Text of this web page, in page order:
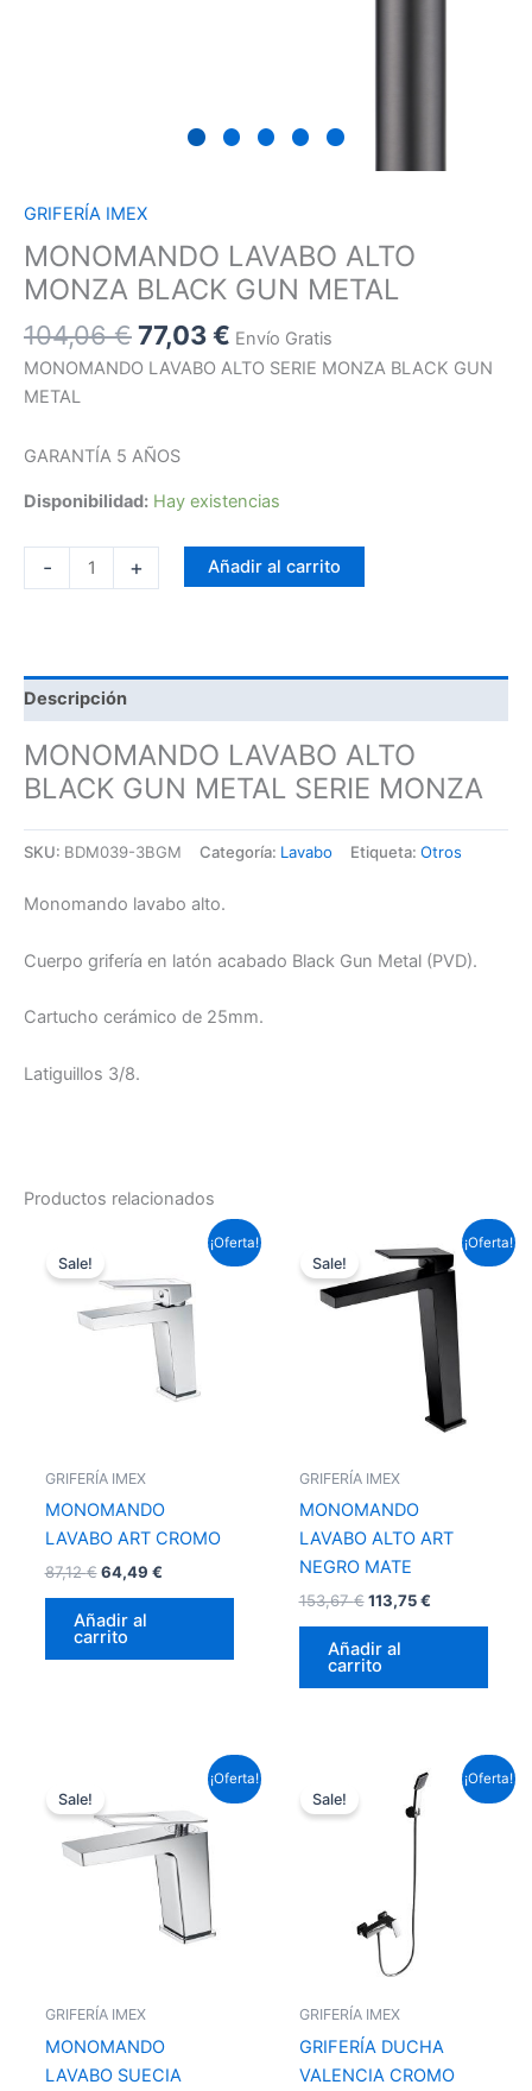
GRIFERÍA IMEX
MONOMANDO LAVABO ALTO
MONZA BLACK GUN METAL
104,06€77,03€ Envío Gratis
MONOMANDO LAVABO ALTO SERIE MONZA BLACK GUN
METAL
GARANTÍA 5 AÑOS
Disponibilidad: Hay existencias
- + Añadir al carrito
Descripción
MONOMANDO LAVABO ALTO
BLACK GUN METAL SERIE MONZA
SKU: BDM039-3BGM Categoría: Lavabo Etiqueta: Otros
Monomando lavabo alto.
Cuerpo grifería en latón acabado Black Gun Metal (PVD).
Cartucho cerámico de 25mm.
Latiguillos 3/8.
Productos relacionados
¡Oferta!
Sale!
GRIFERÍA IMEX
MONOMANDO
LAVABO ART CROMO
87,12€
original
era:
87,12 €.
64,49 €
precio
actual
es:
64,49 €.
Añadir al
carrito
¡Oferta!
Sale!
GRIFERÍA IMEX
MONOMANDO
LAVABO ALTO ART
NEGRO MATE
153,67€
precio
original
era:
153,67 €.
113,75€
precio
actual
es:
113,75 €.
Añadir al
carrito
¡Oferta!
Sale!
GRIFERÍA IMEX
MONOMANDO
LAVABO SUECIA
original
era:
99,22 €.
precio
es:
73,45 €.
¡Oferta!
Sale!
GRIFERÍA IMEX
GRIFERÍA DUCHA
VALENCIA CROMO
original
El
precio